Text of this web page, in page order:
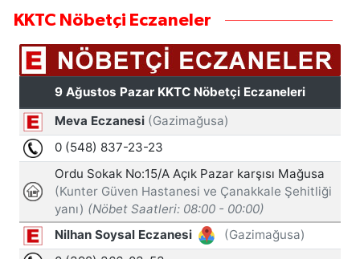
KKTC Nöbetçi Eczaneler